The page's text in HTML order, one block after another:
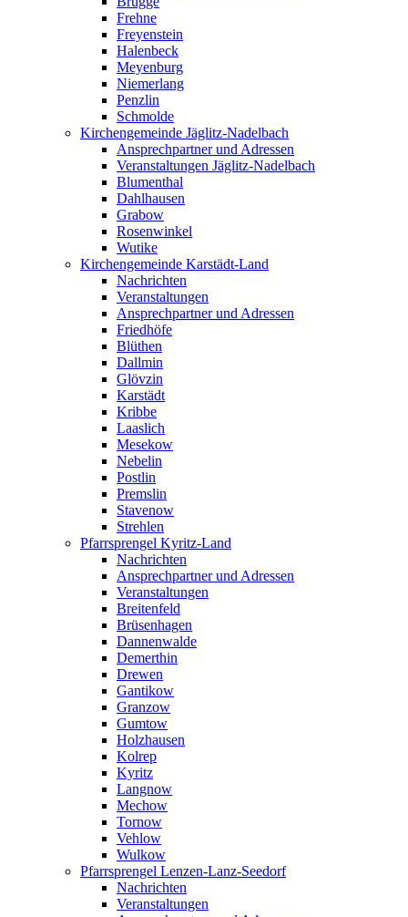
Frehne
Freyenstein
Halenbeck
Meyenburg
Niemerlang
Penzlin
Schmolde
Kirchengemeinde Jäglitz-Nadelbach
Ansprechpartner und Adressen
Veranstaltungen Jäglitz-Nadelbach
Blumenthal
Dahlhausen
Grabow
Rosenwinkel
Wutike
Kirchengemeinde Karstädt-Land
Nachrichten
Veranstaltungen
Ansprechpartner und Adressen
Friedhöfe
Blüthen
Dallmin
Glövzin
Karstädt
Kribbe
Laaslich
Mesekow
Nebelin
Postlin
Premslin
Stavenow
Strehlen
Pfarrsprengel Kyritz-Land
Nachrichten
Ansprechpartner und Adressen
Veranstaltungen
Breitenfeld
Brüsenhagen
Dannenwalde
Demerthin
Drewen
Gantikow
Granzow
Gumtow
Holzhausen
Kolrep
Kyritz
Langnow
Mechow
Tornow
Vehlow
Wulkow
Pfarrsprengel Lenzen-Lanz-Seedorf
Nachrichten
Veranstaltungen